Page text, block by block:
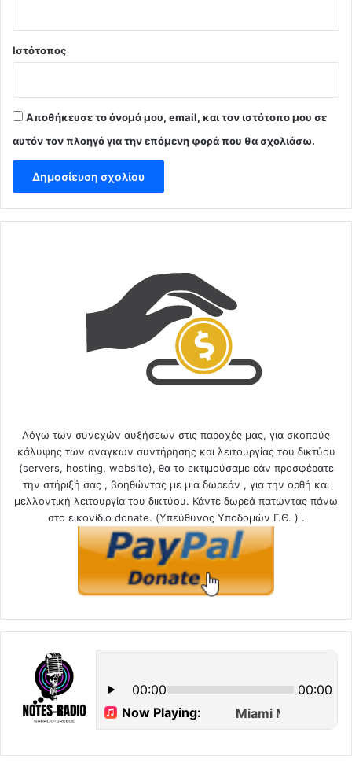
Ιστότοπος
Αποθήκευσε το όνομά μου, email, και τον ιστότοπο μου σε
αυτόν τον πλοηγό για την επόμενη φορά που θα σχολιάσω.
Λόγω των συνεχών αυξήσεων στις παροχές μας, για σκοπούς
κάλυψης των αναγκών συντήρησης και λειτουργίας του δικτύου
(servers, hosting, website), θα το εκτιμούσαμε εάν προσφέρατε
την στήριξή σας , βοηθώντας με μια δωρεάν , για την ορθή και
μελλοντική λειτουργία του δικτύου. Κάντε δωρεά πατώντας πάνω
στο εικονίδιο donate. (Υπεύθυνος Υποδομών Γ.Θ. ) .